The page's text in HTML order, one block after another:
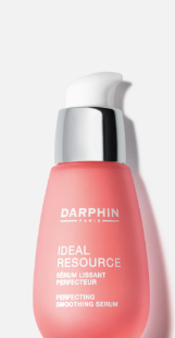
ungleichmäßiger Hautton